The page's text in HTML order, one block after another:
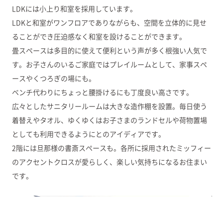
LDKには小上り和室を採用しています。
LDKと和室がワンフロアでありながらも、空間を立体的に見せ
ることができ圧迫感なく和室を設けることができます。
畳スペースは多目的に使えて便利という声が多く根強い人気で
す。お子さんのいるご家庭ではプレイルームとして、家事スペ
ースやくつろぎの場にも。
ベンチ代わりにちょっと腰掛けるにも丁度良い高さです。
広々としたサニタリールームは大きな造作棚を設置。毎日使う
着替えやタオル、ゆくゆくはお子さまのランドセルや荷物置場
としても利用できるようにとのアイディアです。
2階には旦那様の書斎スペースも。各所に採用されたミッフィー
のアクセントクロスが愛らしく、楽しい気持ちになるお住まい
です。